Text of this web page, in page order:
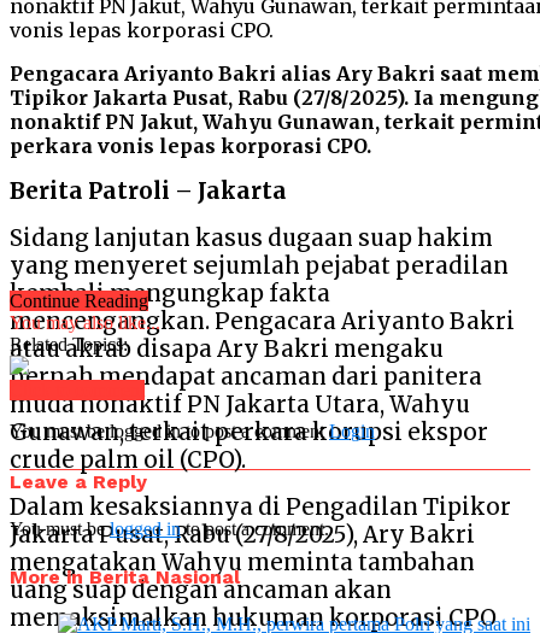
Pengacara Ariyanto Bakri alias Ary Bakri saat
Tipikor Jakarta Pusat, Rabu (27/8/2025). Ia
nonaktif PN Jakut, Wahyu Gunawan, terkait
perkara vonis lepas korporasi CPO.
Berita Patroli – Jakarta
Sidang lanjutan kasus dugaan suap hakim
yang menyeret sejumlah pejabat peradilan
kembali mengungkap fakta
mencengangkan. Pengacara Ariyanto Bakri
atau akrab disapa Ary Bakri mengaku
pernah mendapat ancaman dari panitera
muda nonaktif PN Jakarta Utara, Wahyu
Gunawan, terkait perkara korupsi ekspor
crude palm oil (CPO).
Dalam kesaksiannya di Pengadilan Tipikor
Jakarta Pusat, Rabu (27/8/2025), Ary Bakri
mengatakan Wahyu meminta tambahan
uang suap dengan ancaman akan
memaksimalkan hukuman korporasi CPO
Continue Reading
You may also like...
Related Topics:
You must be logged in to post a commentLogin
Leave a Reply
You must belogged into post a comment.
More in Berita Nasional